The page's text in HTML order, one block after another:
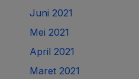
Juni 2021
Mei 2021
April 2021
Maret 2021